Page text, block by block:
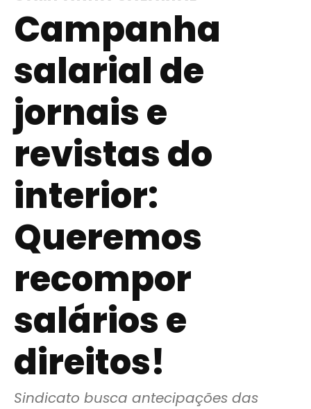
Campanha
salarial de
jornais e
revistas do
interior:
Queremos
recompor
salários e
direitos!
Sindicato busca antecipações das